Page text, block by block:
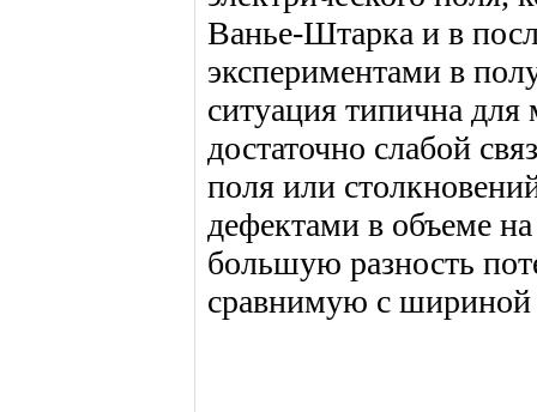
Ванье-Штарка и в
экспериментами в
ситуация типична для
достаточно слабой
поля или
дефектами в объеме на
большую разность
сравнимую с